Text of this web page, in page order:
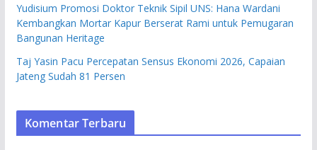
Yudisium Promosi Doktor Teknik Sipil UNS: Hana Wardani
Kembangkan Mortar Kapur Berserat Rami untuk Pemugaran
Bangunan Heritage
Taj Yasin Pacu Percepatan Sensus Ekonomi 2026, Capaian
Jateng Sudah 81 Persen
Komentar Terbaru